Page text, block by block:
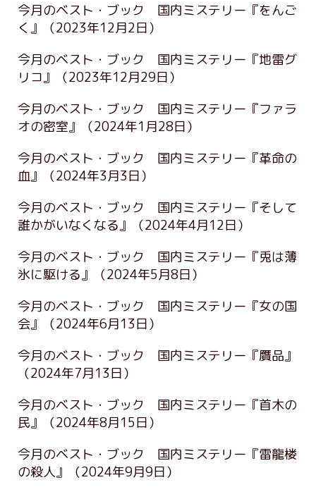
今月のベスト・ブック 国内ミステリー『をんご
く』
（2023年12月2日）
今月のベスト・ブック 国内ミステリー『地雷グ
リコ』
（2023年12月29日）
今月のベスト・ブック 国内ミステリー『ファラ
オの密室』
（2024年1月28日）
今月のベスト・ブック 国内ミステリー『革命の
血』
（2024年3月3日）
今月のベスト・ブック 国内ミステリー『そして
誰かがいなくなる』
（2024年4月12日）
今月のベスト・ブック 国内ミステリー『兎は薄
氷に駆ける』
（2024年5月8日）
今月のベスト・ブック 国内ミステリー『女の国
会』
（2024年6月13日）
今月のベスト・ブック 国内ミステリー『贋品』
（2024年7月13日）
今月のベスト・ブック 国内ミステリー『首木の
民』
（2024年8月15日）
今月のベスト・ブック 国内ミステリー『雷龍楼
の殺人』
（2024年9月9日）